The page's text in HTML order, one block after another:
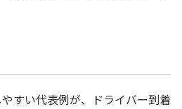
すい代表例が、ドライバー到着